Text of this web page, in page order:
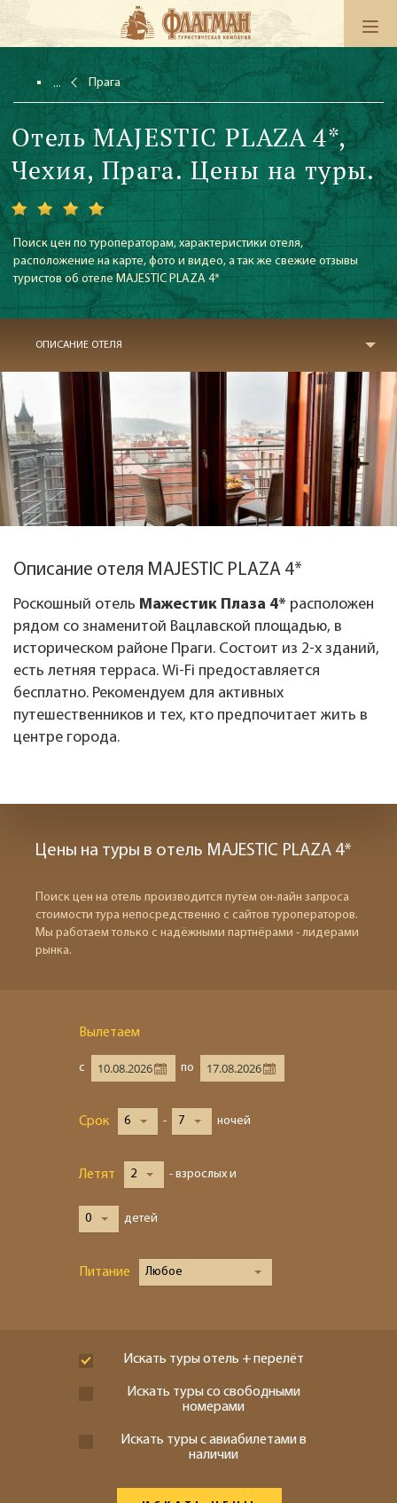
Прага
Отель MAJESTIC PLAZA 4*,
Чехия, Прага. Цены на туры.
Поиск цен по туроператорам, характеристики отеля,
расположение на карте, фото и видео, а так же свежие отзывы
туристов об отеле MAJESTIC PLAZA 4*
ОПИСАНИЕ ОТЕЛЯ
Описание отеля MAJESTIC PLAZA 4*
Роскошный отель Мажестик Плаза 4* расположен
рядом со знаменитой Вацлавской площадью, в
историческом районе Праги. Состоит из 2-х зданий,
есть летняя терраса. Wi-Fi предоставляется
бесплатно. Рекомендуем для активных
путешественников и тех, кто предпочитает жить в
центре города.
Цены на туры в отель MAJESTIC PLAZA 4*
Поиск цен на отель производится путём он-лайн запроса
стоимости тура непосредственно с сайтов туроператоров.
Мы работаем только с надёжными партнёрами - лидерами
рынка.
Вылетаем
с по
Срок 6 - 7 ночей
Летят 2 - взрослых и
0 детей
Питание Любое
Искать туры отель + перелёт
Искать туры со свободными
номерами
Искать туры с авиабилетами в
наличии